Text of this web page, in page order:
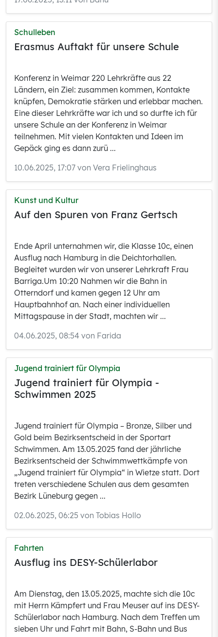
Schulleben
Erasmus Auftakt für unsere Schule
Konferenz in Weimar 220 Lehrkräfte aus 22
Ländern, ein Ziel: zusammen kommen, Kontakte
knüpfen, Demokratie stärken und erlebbar machen.
Eine dieser Lehrkräfte war ich und so durfte ich für
unsere Schule an der Konferenz in Weimar
teilnehmen. Mit vielen Kontakten und Ideen im
Gepäck ging es dann zurü ...
10.06.2025, 17:07 von Vera Frielinghaus
Kunst und Kultur
Auf den Spuren von Franz Gertsch
Ende April unternahmen wir, die Klasse 10c, einen
Ausflug nach Hamburg in die Deichtorhallen.
Begleitet wurden wir von unserer Lehrkraft Frau
Barriga.Um 10:20 Nahmen wir die Bahn in
Otterndorf und kamen gegen 12 Uhr am
Hauptbahnhof an. Nach einer individuellen
Mittagspause in der Stadt, machten wir ...
04.06.2025, 08:54 von Farida
Jugend trainiert für Olympia
Jugend trainiert für Olympia -
Schwimmen 2025
Jugend trainiert für Olympia – Bronze, Silber und
Gold beim Bezirksentscheid in der Sportart
Schwimmen. Am 13.05.2025 fand der jährliche
Bezirksentscheid der Schwimmwettkämpfe von
„Jugend trainiert für Olympia“ in Wietze statt. Dort
treten verschiedene Schulen aus dem gesamten
Bezirk Lüneburg gegen ...
02.06.2025, 06:25 von Tobias Hollo
Fahrten
Ausflug ins DESY-Schülerlabor
Am Dienstag, den 13.05.2025, machte sich die 10c
mit Herrn Kämpfert und Frau Meuser auf ins DESY-
Schülerlabor nach Hamburg. Nach dem Treffen um
sieben Uhr und Fahrt mit Bahn, S-Bahn und Bus